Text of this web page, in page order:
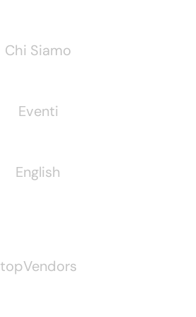
Chi Siamo
Eventi
English
topVendors